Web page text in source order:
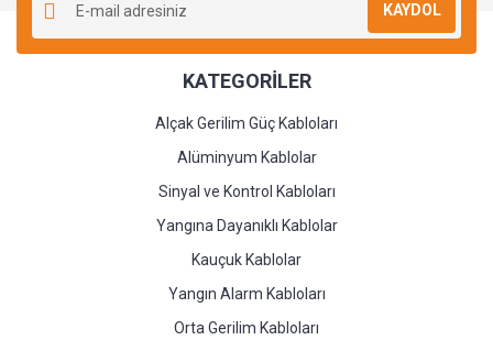
KAYDOL
KATEGORİLER
Alçak Gerilim Güç Kabloları
Alüminyum Kablolar
Sinyal ve Kontrol Kabloları
Yangına Dayanıklı Kablolar
Kauçuk Kablolar
Yangın Alarm Kabloları
Orta Gerilim Kabloları